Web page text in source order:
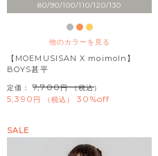
80/90/100/110/120/130
他のカラーを見る
【MOEMUSISAN X moimoln】
BOYS甚平
定価： 7,700 （税込）
5,390 税込 30%off
SALE